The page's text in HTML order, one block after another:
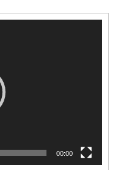
00:00